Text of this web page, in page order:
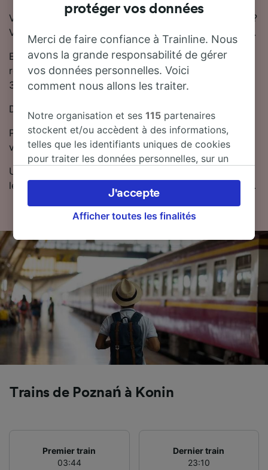
Vous pensez à prendre le train entre Poznań et Konin ?
Vous trouverez ici toutes les informations nécessaires.
En général, il faut compter 1 heure 9 minutes pour se
rendre de Poznań à Konin en train. Il y a généralement
30 trains trains par jour reliant Poznań à Konin.
Des trains directs partent de Poznań vers Konin.
Pour trouver des billets de train moins chers, Trainline
vous recommande de réserver à l'avance.
Utilisez notre planificateur de voyage pour comparer
les prix des billets et trouver les tarifs les moins chers.
Trains de Poznań à Konin
Premier train
03:44
Dernier train
23:10
protéger vos données
Merci de faire confiance à Trainline. Nous
avons la grande responsabilité de gérer
vos données personnelles. Voici
comment nous allons les traiter.
Notre organisation et ses115 partenaires
stockent et/ou accèdent à des informations,
telles que les identifiants uniques de cookies
pour traiter les données personnelles, sur un
préférences, notamment en exerçant votre
droit d’opposition à l’intérêt légitime, en
cliquant ci-dessous ou à tout moment sur la
préférences seront signalées à nos partenaires
et n’affecteront pas les données de navigation.
Vos données ne seront pas utilisées à des fins
de traçage si vous nous avez demandé de ne
pas vous tracer.
Nos équipes ainsi que nos partenaires
externes, traitent des données selon les
finalités suivantes :
Utiliser des données de géolocalisation
caractéristiques de l’appareil pour
contenu personnalisés, mesure de
études d’audience et développement de
services.
Afficher toutes les finalités
J'accepte